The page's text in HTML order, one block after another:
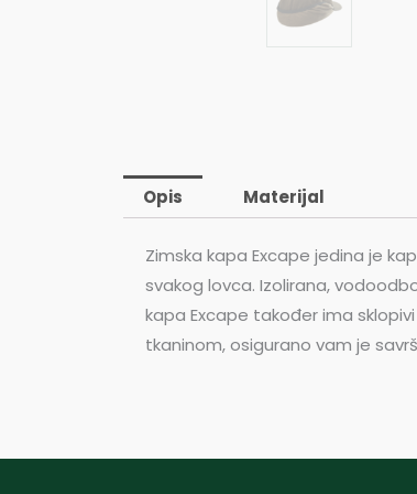
Opis Materijal
Zimska kapa Excape jedina je
svakog lovca. Izolirana,
kapa Excape također ima
tkaninom, osigurano vam je